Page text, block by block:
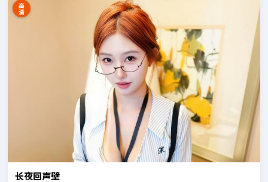
高
清
长夜回声壁